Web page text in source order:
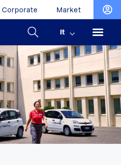
Corporate Market
It